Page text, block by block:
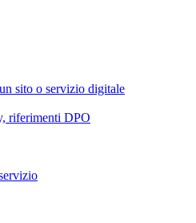
sito o servizio digitale
riferimenti DPO